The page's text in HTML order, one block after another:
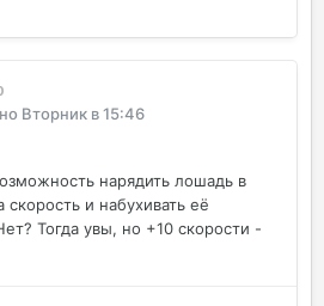
Вторник в 15:46
нарядить лошадь в
и набухивать её
Тогда увы, но +10 скорости -